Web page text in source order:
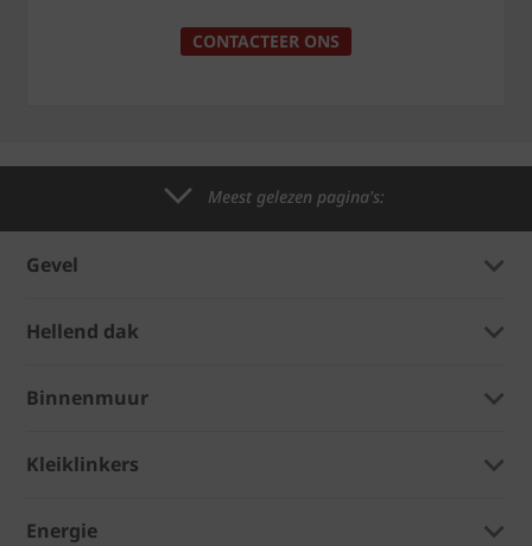
CONTACTEER ONS
Meest gelezen pagina's:
Gevel
Hellend dak
Binnenmuur
Kleiklinkers
Energie